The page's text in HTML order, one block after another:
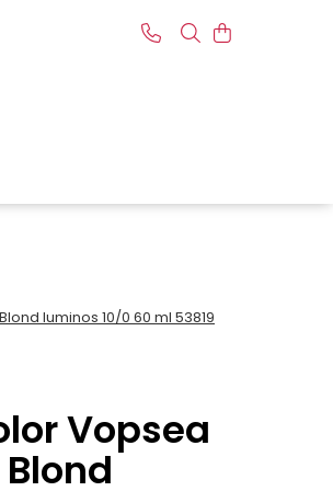
luminos 10/0 60 ml 53819
Vopsea